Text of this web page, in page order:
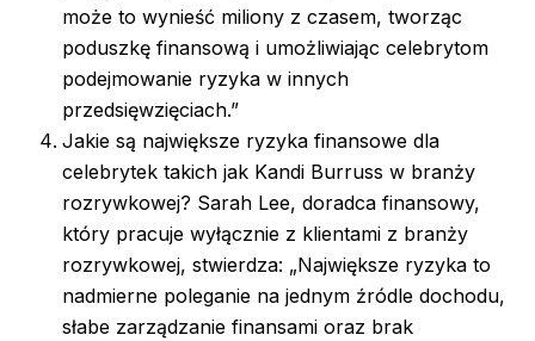
może to wynieść miliony z czasem, tworząc
poduszkę finansową i umożliwiając celebrytom
podejmowanie ryzyka w innych
przedsięwzięciach.”
Jakie są największe ryzyka finansowe dla
celebrytek takich jak Kandi Burruss w branży
rozrywkowej? Sarah Lee, doradca finansowy,
który pracuje wyłącznie z klientami z branży
rozrywkowej, stwierdza: „Największe ryzyka to
nadmierne poleganie na jednym źródle dochodu,
słabe zarządzanie finansami oraz brak